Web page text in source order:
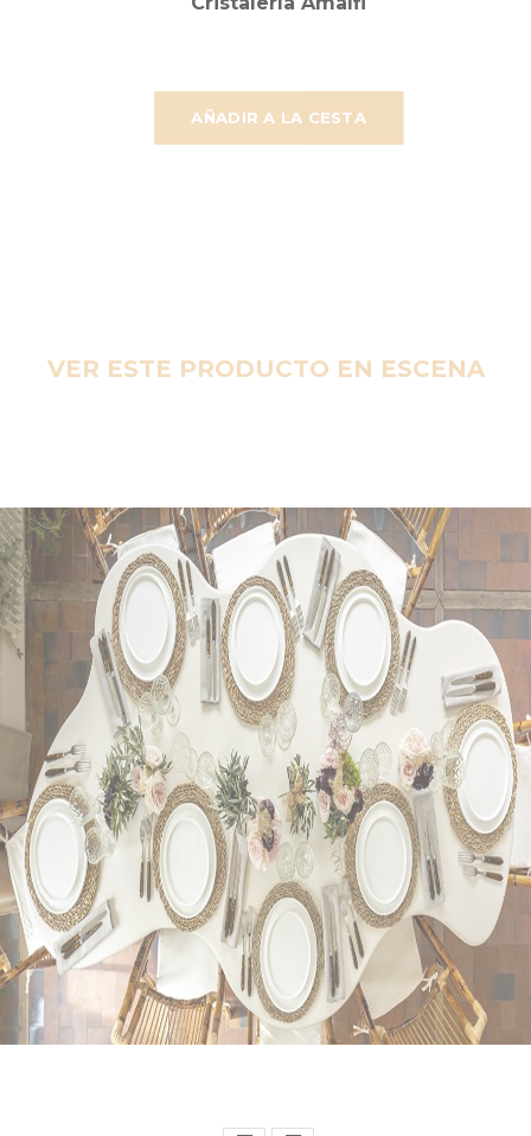
AÑADIR A LA CESTA
VER ESTE PRODUCTO EN ESCENA